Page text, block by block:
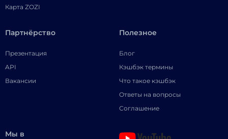
Карта ZOZI
Партнёрство
Презентация
API
Вакансии
Полезное
Блог
Кэшбэк термины
Что такое кэшбэк
Ответы на вопросы
Соглашение
Мы в